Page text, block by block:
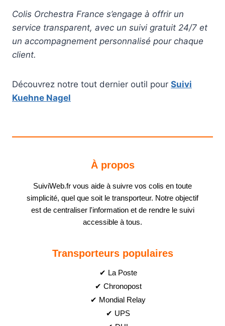
Colis Orchestra France s’engage à offrir un
service transparent, avec un suivi gratuit 24/7 et
un accompagnement personnalisé pour chaque
client.
Découvrez notre tout dernier outil pour Suivi
Kuehne Nagel
À propos
SuiviWeb.fr vous aide à suivre vos colis en toute
simplicité, quel que soit le transporteur. Notre objectif
est de centraliser l'information et de rendre le suivi
accessible à tous.
Transporteurs populaires
✔ La Poste
✔ Chronopost
✔ Mondial Relay
✔ UPS